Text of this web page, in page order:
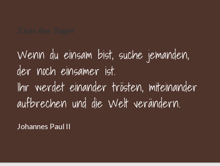
Zitat des Tages
Wenn du einsam bist, suche jemanden,
der noch einsamer ist.
Ihr werdet einander trösten, miteinander
aufbrechen und die Welt verändern.
Johannes Paul II